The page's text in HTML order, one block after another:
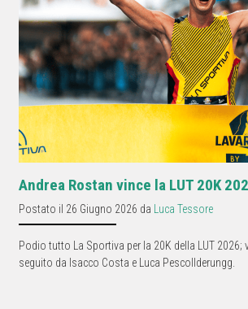
Andrea Rostan vince la LUT 20K
Postato il 26 Giugno 2026 da Luca Tessore
Podio tutto La Sportiva per la 20K della LUT 2026;
seguito da Isacco Costa e Luca Pescollderungg.